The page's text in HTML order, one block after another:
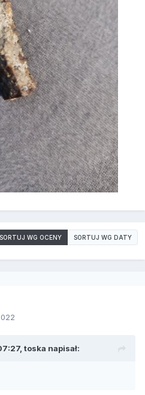
SORTUJ WG OCENY SORTUJ WG DATY
toska napisał: